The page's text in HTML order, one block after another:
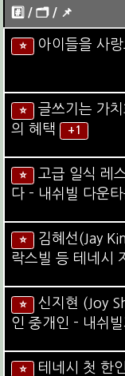
#️⃣ / 🗂️️️ / 📌️
⭐ 아이들을 사
⭐
글쓰기는 가
의 혜택
+1
⭐
고급 일식 레
다 - 내쉬빌 다운타
⭐
김혜선(Jay
락스빌 등 테네시
⭐
신지현 (Joy
인 중개인 - 내쉬
⭐
테네시 첫 한